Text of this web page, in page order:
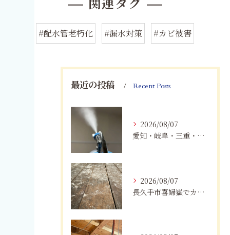
関連タグ
#配水管老朽化 #漏水対策 #カビ被害
最近の投稿 Recent Posts
2026/08/07
愛知・岐阜・三重・静岡でカビアレルギーにお悩みの方へ｜MIST工法®による安全なカビ対策と健康な住まいづくり
2026/08/07
長久手市喜婦嶽でカビに悩んだら｜住宅の湿気対策とプロによる解決方法